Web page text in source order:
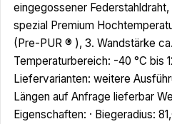
eingegossener
spezial Premium
(Pre-PUR ® ), 3. Wandstärke
Temperaturbereich: -40 °C bis
Liefervarianten: weitere
Längen auf Anfrage lieferbar
Eigenschaften: · Biegeradius: